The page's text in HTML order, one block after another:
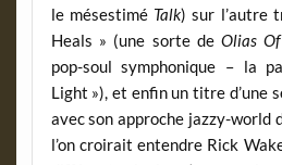
le mésestimé Talk) sur l’autre
Heals » (une sorte deOlias
pop-soul symphonique – la
Light »), et enfin un titre d’une
avec son approche jazzy-world
l’on croirait entendre Rick